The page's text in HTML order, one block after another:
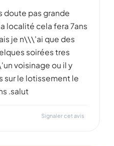
doute pas grande
localité cela fera 7ans
je n\\\'ai que des
soirées tres
voisinage ou il y
sur le lotissement le
.salut
Signaler cet avis